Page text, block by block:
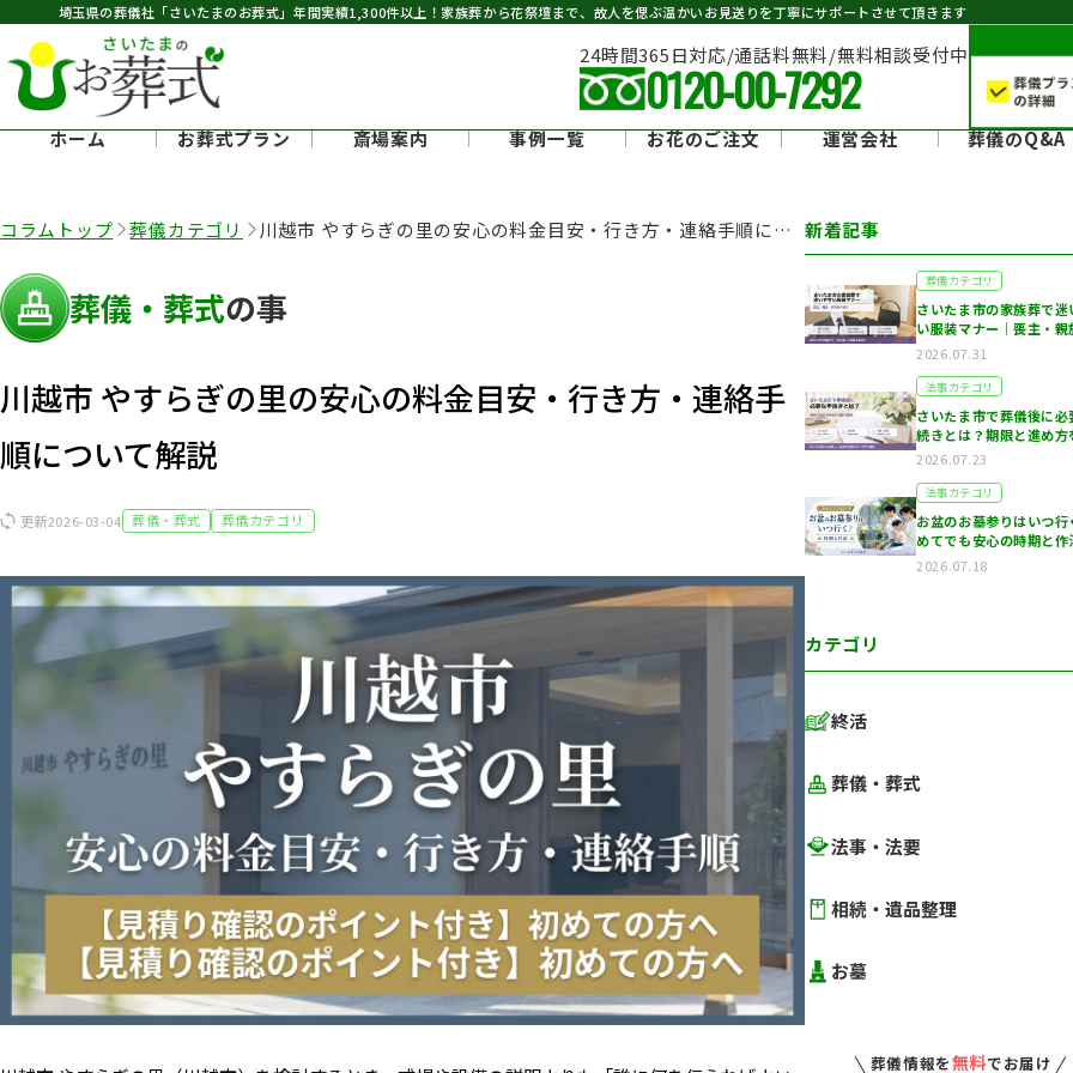
埼玉県の葬儀社「さいたまのお葬式」年間実績1,300件以上 ！家族葬から花祭壇まで、故人を偲ぶ温かいお見送りを丁寧にサポートさせて頂きます
24時間365日対応/通話料無料/無料相談受付中
0120-00-7292
ホーム お葬式プラン 斎場案内 事例一覧 お花のご注文 運営会社 葬儀のQ&A
コラムトップ 葬儀カテゴリ 川越市 やすらぎの里の安心の料金目安・行き方・連絡手順につ
いて解説
葬儀・葬式の事
川越市 やすらぎの里の安心の料金目安・行き方・連絡手
順について解説
更新2026-03-04 葬儀・葬式 葬儀カテゴリ
新着記事
葬儀カテゴリ
さいたま市の家族葬で迷
い服装マナー｜喪主・親
列者…
2026.07.31
法事カテゴリ
さいたま市で葬儀後に必
続きとは？期限と進め方
目線…
2026.07.23
法事カテゴリ
お盆のお墓参りはいつ行
めてでも安心の時期と作
いた…
2026.07.18
カテゴリ
終活
葬儀・葬式
法事・法要
相続・遺品整理
お墓
葬儀情報を無料でお届け